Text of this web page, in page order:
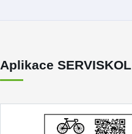
Aplikace SERVISKOL